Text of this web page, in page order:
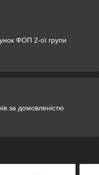
ФОП 2-ої групи
за домовленістю